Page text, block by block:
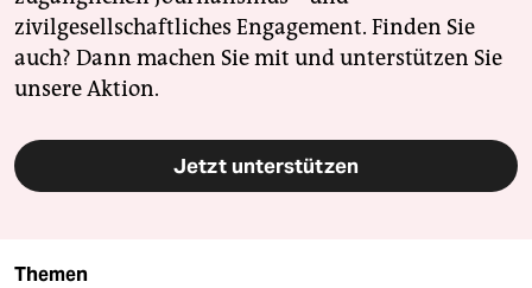
zivilgesellschaftliches Engagement. Finden Sie
auch? Dann machen Sie mit und unterstützen Sie
unsere Aktion.
Jetzt unterstützen
Themen